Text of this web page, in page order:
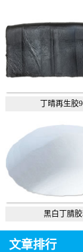
丁晴再生胶
黑白丁腈
文章排行